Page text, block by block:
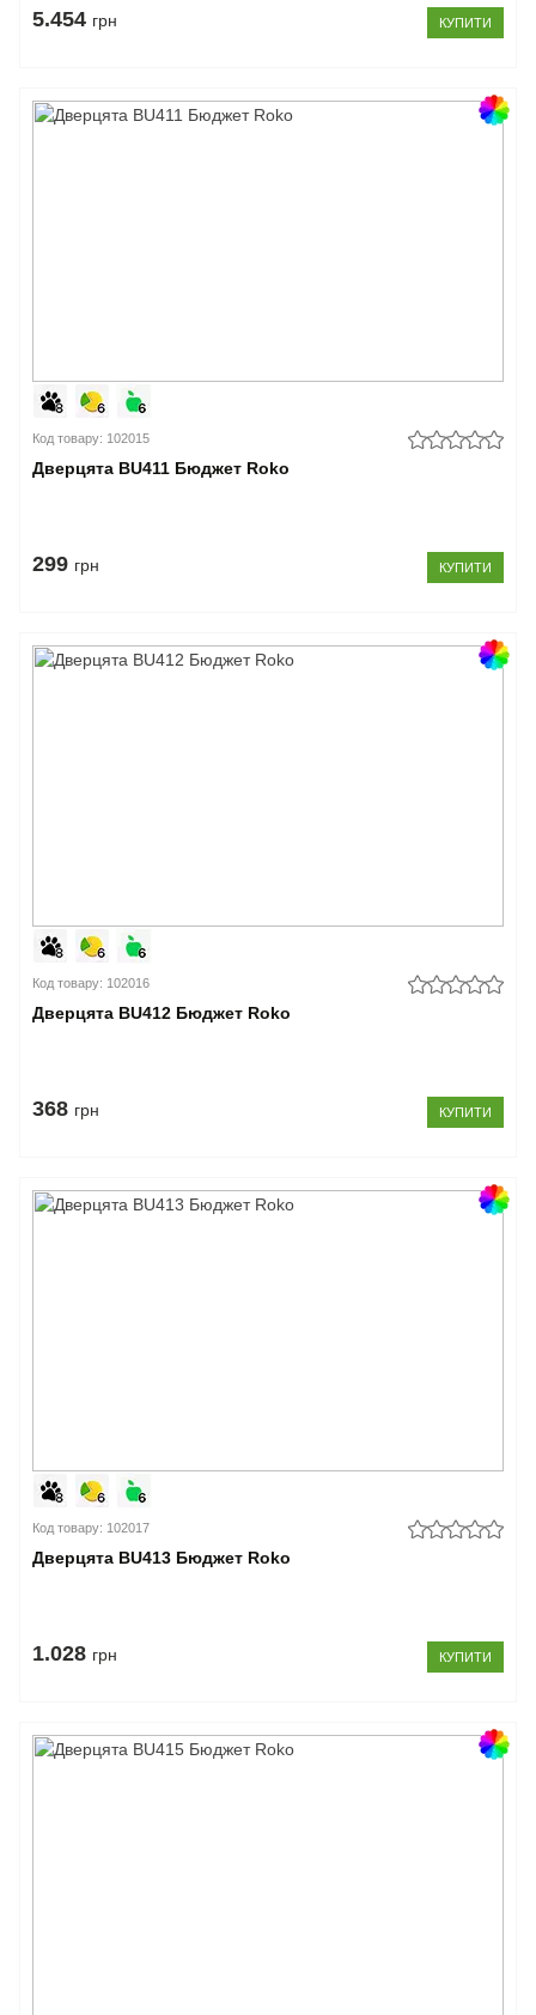
5.454 грн КУПИТИ
Код товару: 102015
Дверцята BU411 Бюджет Roko
299 грн КУПИТИ
Код товару: 102016
Дверцята BU412 Бюджет Roko
368 грн КУПИТИ
Код товару: 102017
Дверцята BU413 Бюджет Roko
1.028 грн КУПИТИ